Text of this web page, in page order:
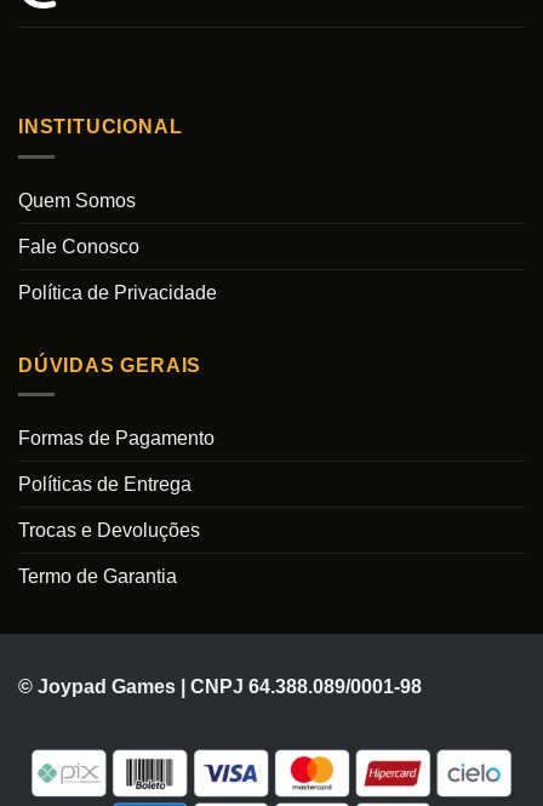
INSTITUCIONAL
Quem Somos
Fale Conosco
Política de Privacidade
DÚVIDAS GERAIS
Formas de Pagamento
Políticas de Entrega
Trocas e Devoluções
Termo de Garantia
© Joypad Games | CNPJ 64.388.089/0001-98